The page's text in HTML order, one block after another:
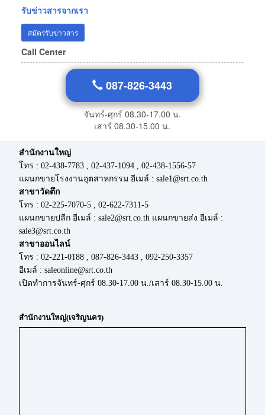
รับข่าวสารจากเรา
สมัครรับข่าวสาร
Call Center
087-826-3443
จันทร์-ศุกร์ 08.30-17.00 น.
เสาร์ 08.30-15.00 น.
สำนักงานใหญ่
โทร : 02-438-7783 , 02-437-1094 , 02-438-1556-57
แผนกขายโรงงานอุตสาหกรรม อีเมล์ : sale1@srt.co.th
สาขาวัดตึก
โทร : 02-225-7070-5 , 02-622-7311-5
แผนกขายปลีก อีเมล์ : sale2@srt.co.th แผนกขายส่ง อีเมล์ :
sale3@srt.co.th
สาขาออนไลน์
โทร : 02-221-0188 , 087-826-3443 , 092-250-3357
อีเมล์ : saleonline@srt.co.th
เปิดทำการจันทร์-ศุกร์ 08.30-17.00 น./เสาร์ 08.30-15.00 น.
สำนักงานใหญ่(เจริญนคร)